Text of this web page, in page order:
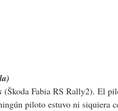
(Škoda Fabia RS Rally2). El
piloto estuvo ni siquiera